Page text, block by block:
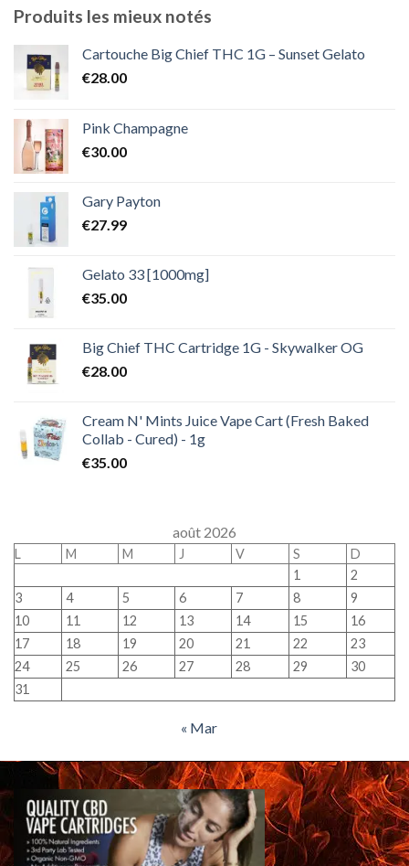
€2,000.00
Produits les mieux notés
Cartouche Big Chief THC 1G – Sunset Gelato
€28.00
Pink Champagne
€30.00
Gary Payton
€27.99
Gelato 33 [1000mg]
€35.00
Big Chief THC Cartridge 1G - Skywalker OG
€28.00
Cream N' Mints Juice Vape Cart (Fresh Baked
Collab - Cured) - 1g
€35.00
août 2026
L M M J V S
D
1
2
3
4 5 6 7 8
9
10
11 12 13 14 15
16
17
18 19 20 21 22
23
24
25 26 27 28 29
30
31
« Mar